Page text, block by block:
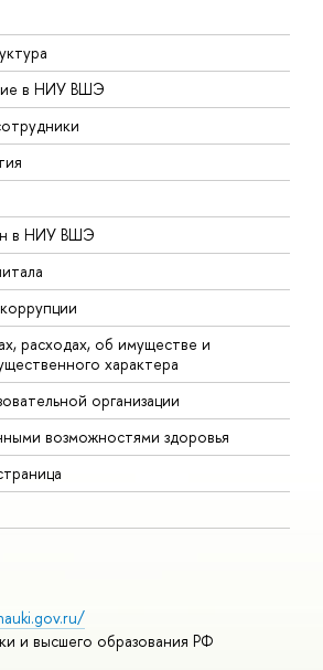
в НИУ ВШЭ
в НИУ ВШЭ
расходах, об имуществе и
характера
организации
возможностями здоровья
и высшего образования РФ